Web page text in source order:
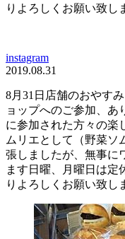
りよろしくお願い致し
instagram
2019.08.31
8月31日店舗のおやす
ョップへのご参加、あ
に参加された方々の楽
ムリエとして（野菜ソ
張しましたが、無事に
ます日曜、月曜日は定
りよろしくお願い致し